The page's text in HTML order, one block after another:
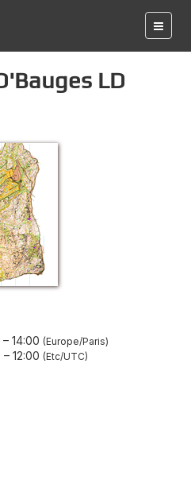
LD
– 14:00 Europe/Paris
– 12:00 Etc/UTC